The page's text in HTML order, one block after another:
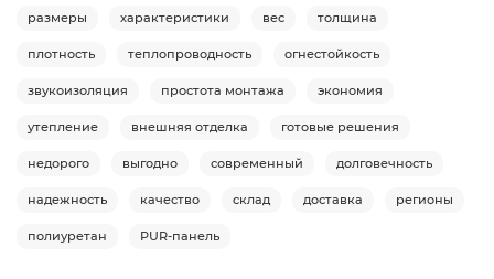
размеры характеристики вес толщина
плотность теплопроводность огнестойкость
звукоизоляция простота монтажа экономия
утепление внешняя отделка готовые решения
недорого выгодно современный долговечность
надежность качество склад доставка регионы
полиуретан PUR-панель